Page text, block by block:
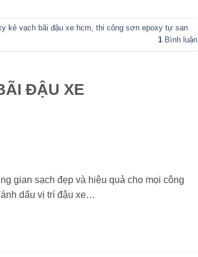
kẻ vạch bãi đậu xe hcm, thi công sơn epoxy tự san
1 Bình luận
ĐẬU XE
gian sạch đẹp và hiệu quả cho mọi công
dấu vị trí đậu xe…